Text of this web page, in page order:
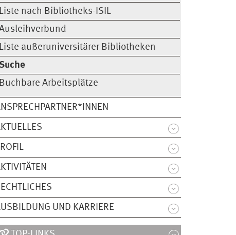
Liste nach Bibliotheks-ISIL
Liste außeruniversitärer Bibliotheken
Buchbare Arbeitsplätze
UND KARRIERE